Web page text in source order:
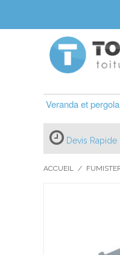
Veranda et
Devis Rapide
ACCUEIL /